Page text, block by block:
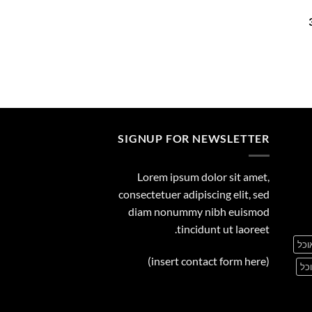
המחיר
SIGNUP FOR NEWSLETTER
Lorem ipsum dolor sit amet,
consectetuer adipiscing elit, sed
diam nonummy nibh euismod
tincidunt ut laoreet.
(insert contact form here)